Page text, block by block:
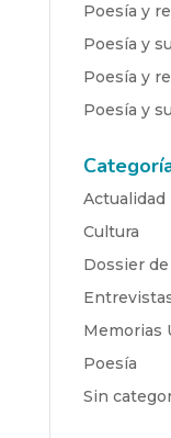
Poesía y
Poesía y
Poesía y
Poesía y
Actualidad
Cultura
Dossier
Memorias
Poesía
Sin